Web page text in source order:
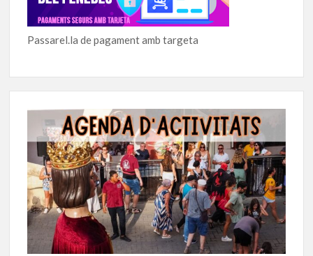
Passarel.la de pagament amb targeta